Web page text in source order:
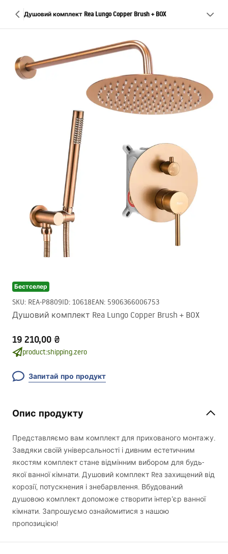
Душовий комплект Rea Lungo Copper Brush + BOX
Бестселер
SKU: REA-P8809ID: 10618EAN: 5906366006753
Душовий комплект Rea Lungo Copper Brush + BOX
19 210,00 ₴
product:shipping.zero
Запитай про продукт
Опис продукту
Представляємо вам комплект для прихованого монтажу.
Завдяки своїй універсальності і дивним естетичним
якостям комплект стане відмінним вибором для будь-
якої ванної кімнати. Душовий комплект Rea захищений від
корозії, потускнения і знебарвлення. Вбудований
душовою комплект допоможе створити інтер’єр ванної
кімнати. Запрошуємо ознайомитися з нашою
пропозицією!